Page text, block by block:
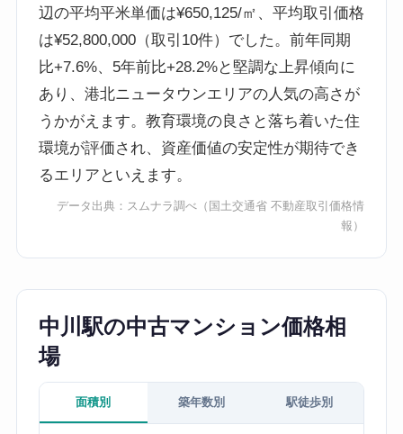
辺の平均平米単価は¥650,125/㎡、平均取引価格
は¥52,800,000（取引10件）でした。前年同期
比+7.6%、5年前比+28.2%と堅調な上昇傾向に
あり、港北ニュータウンエリアの人気の高さが
うかがえます。教育環境の良さと落ち着いた住
環境が評価され、資産価値の安定性が期待でき
るエリアといえます。
データ出典： スムナラ調べ （国土交通省 不動産取引価格情
報）
中川駅の中古マンション価格相
場
面積別 築年数別 駅徒歩別